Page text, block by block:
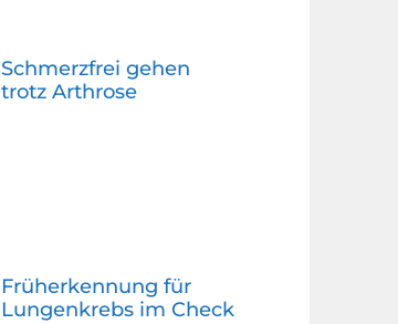
Schmerzfrei gehen
trotz Arthrose
Früherkennung für
Lungenkrebs im Check